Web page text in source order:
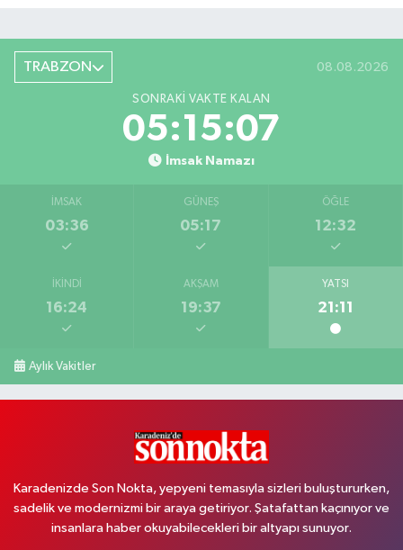
TRABZON 08.08.2026
SONRAKI VAKTE KALAN
05:15:07
İmsak Namazı
İMSAK
03:36
GÜNEŞ
05:17
ÖĞLE
12:32
İKINDI
16:24
AKŞAM
19:37
YATSI
21:11
Aylık Vakitler
Karadenizde Son Nokta, yepyeni temasıyla sizleri buluştururken,
sadelik ve modernizmi bir araya getiriyor. Şatafattan kaçınıyor ve
insanlara haber okuyabilecekleri bir altyapı sunuyor.